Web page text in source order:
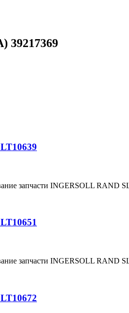
39217369
запчасти INGERSOLL RAND
запчасти INGERSOLL RAND